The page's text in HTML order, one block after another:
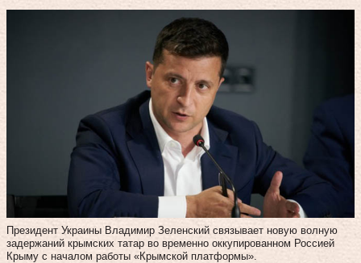
Президент Украины Владимир Зеленский связывает новую волную
задержаний крымских татар во временно оккупированном Россией
Крыму с началом работы «Крымской платформы».